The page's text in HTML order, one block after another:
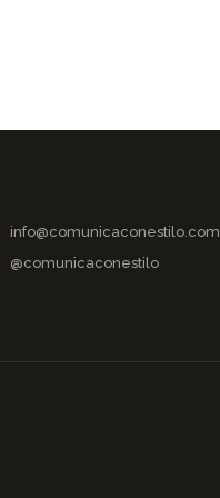
info@comunicaconestilo.com
@comunicaconestilo